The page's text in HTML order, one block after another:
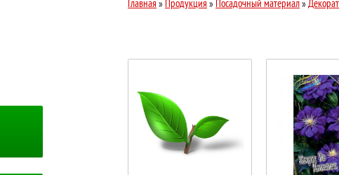
Главная » Продукция » Посадочный материал»